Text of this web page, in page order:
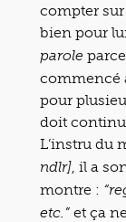
compter
bien pour
parole
commencé
pour
doit
L’instru du
ndlr] , il a
montre :
etc.” et ça